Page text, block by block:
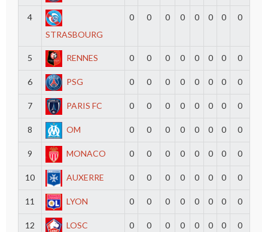
4
STRASBOURG
0 0 0 0 0 0 0 0
5 RENNES 0 0 0 0 0 0 0 0
6 PSG 0 0 0 0 0 0 0 0
7 PARIS FC 0 0 0 0 0 0 0 0
8 OM 0 0 0 0 0 0 0 0
9 MONACO 0 0 0 0 0 0 0 0
10 AUXERRE 0 0 0 0 0 0 0 0
11 LYON 0 0 0 0 0 0 0 0
12 LOSC 0 0 0 0 0 0 0 0